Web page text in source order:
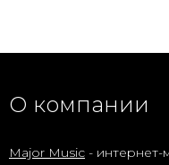
О компании
Major Music - интернет-